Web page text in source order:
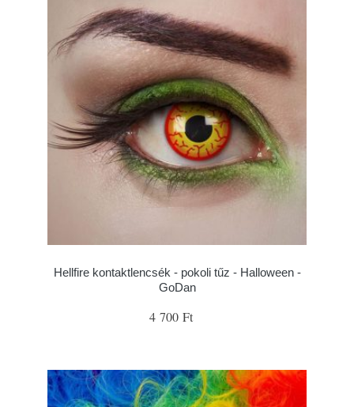
Hellfire kontaktlencsék - pokoli tűz - Halloween -
GoDan
4 700 Ft